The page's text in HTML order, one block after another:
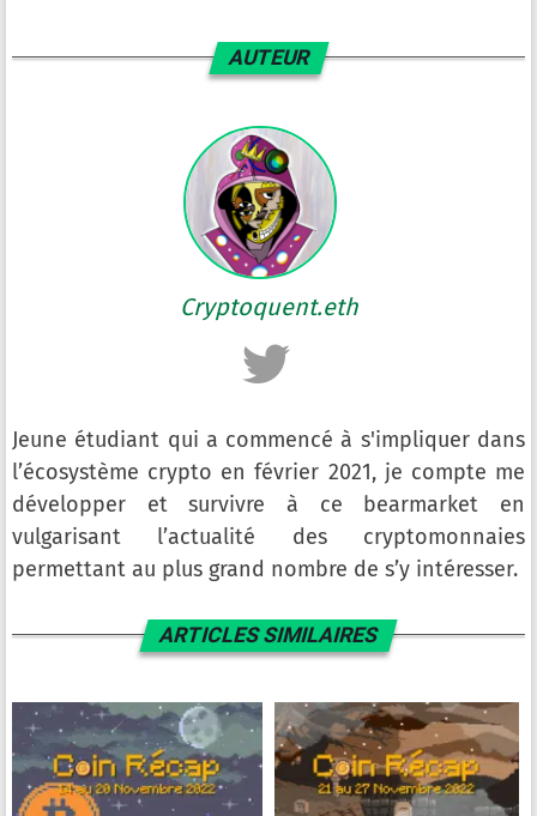
AUTEUR
Cryptoquent.eth
Jeune étudiant qui a commencé à s'impliquer dans
l’écosystème crypto en février 2021, je compte me
développer et survivre à ce bearmarket en
vulgarisant l’actualité des cryptomonnaies
permettant au plus grand nombre de s’y intéresser.
ARTICLES SIMILAIRES